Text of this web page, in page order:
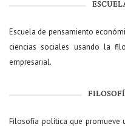
Escuela de pensamiento
ciencias sociales usando la
empresarial.
Filosofía política que